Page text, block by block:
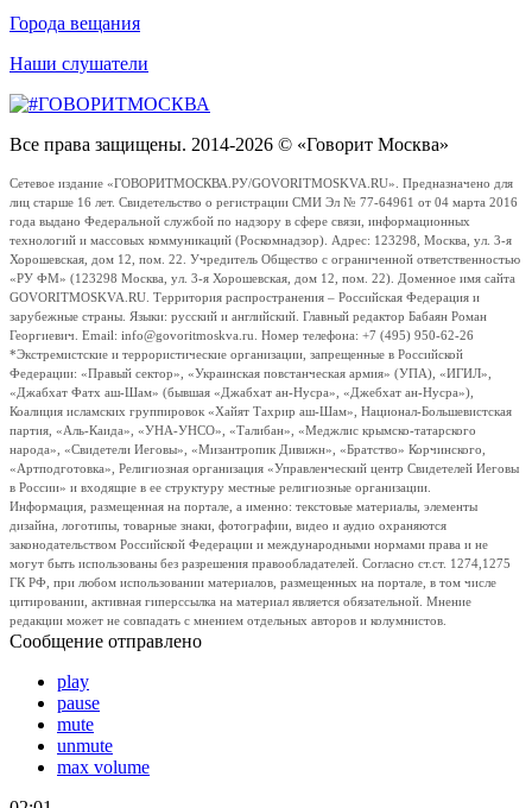
Города вещания
Наши слушатели
Все права защищены. 2014-2026 © «Говорит Москва»
Сетевое издание «ГОВОРИТМОСКВА.РУ/GOVORITMOSKVA.RU». Предназначено для
лиц старше 16 лет. Свидетельство о регистрации СМИ Эл № 77-64961 от 04 марта 2016
года выдано Федеральной службой по надзору в сфере связи, информационных
технологий и массовых коммуникаций (Роскомнадзор). Адрес: 123298, Москва, ул. 3-я
Хорошевская, дом 12, пом. 22. Учредитель Общество с ограниченной ответственностью
«РУ ФМ» (123298 Москва, ул. 3-я Хорошевская, дом 12, пом. 22). Доменное имя сайта
GOVORITMOSKVA.RU. Территория распространения – Российская Федерация и
зарубежные страны. Языки: русский и английский. Главный редактор Бабаян Роман
Георгиевич. Email: info@govoritmoskva.ru. Номер телефона: +7 (495) 950-62-26
*Экстремистские и террористические организации, запрещенные в Российской
Федерации: «Правый сектор», «Украинская повстанческая армия» (УПА), «ИГИЛ»,
«Джабхат Фатх аш-Шам» (бывшая «Джабхат ан-Нусра», «Джебхат ан-Нусра»),
Коалиция исламских группировок «Хайят Тахрир аш-Шам», Национал-Большевистская
партия, «Аль-Каида», «УНА-УНСО», «Талибан», «Меджлис крымско-татарского
народа», «Свидетели Иеговы», «Мизантропик Дивижн», «Братство» Корчинского,
«Артподготовка», Религиозная организация «Управленческий центр Свидетелей Иеговы
в России» и входящие в ее структуру местные религиозные организации.
Информация, размещенная на портале, а именно: текстовые материалы, элементы
дизайна, логотипы, товарные знаки, фотографии, видео и аудио охраняются
законодательством Российской Федерации и международными нормами права и не
могут быть использованы без разрешения правообладателей. Согласно ст.ст. 1274,1275
ГК РФ, при любом использовании материалов, размещенных на портале, в том числе
цитировании, активная гиперссылка на материал является обязательной. Мнение
редакции может не совпадать с мнением отдельных авторов и колумнистов.
Сообщение отправлено
play
pause
mute
unmute
max volume